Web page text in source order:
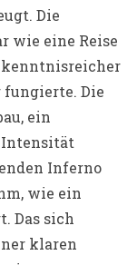
Die
wie eine Reise
kenntnisreicher
fungierte. Die
ein
Intensität
Inferno
wie ein
Das sich
klaren